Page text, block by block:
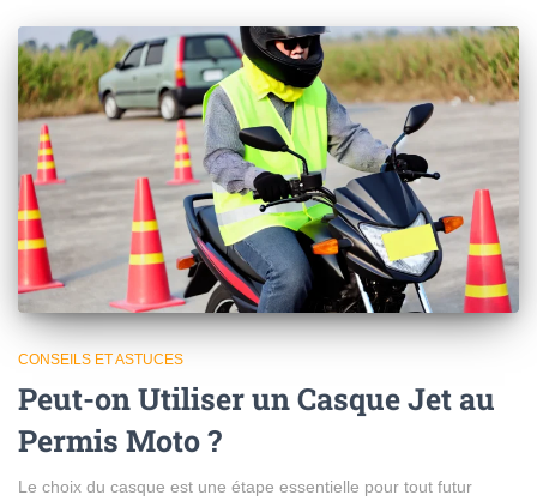
CONSEILS ET ASTUCES
Peut-on Utiliser un Casque Jet au
Permis Moto ?
Le choix du casque est une étape essentielle pour tout futur